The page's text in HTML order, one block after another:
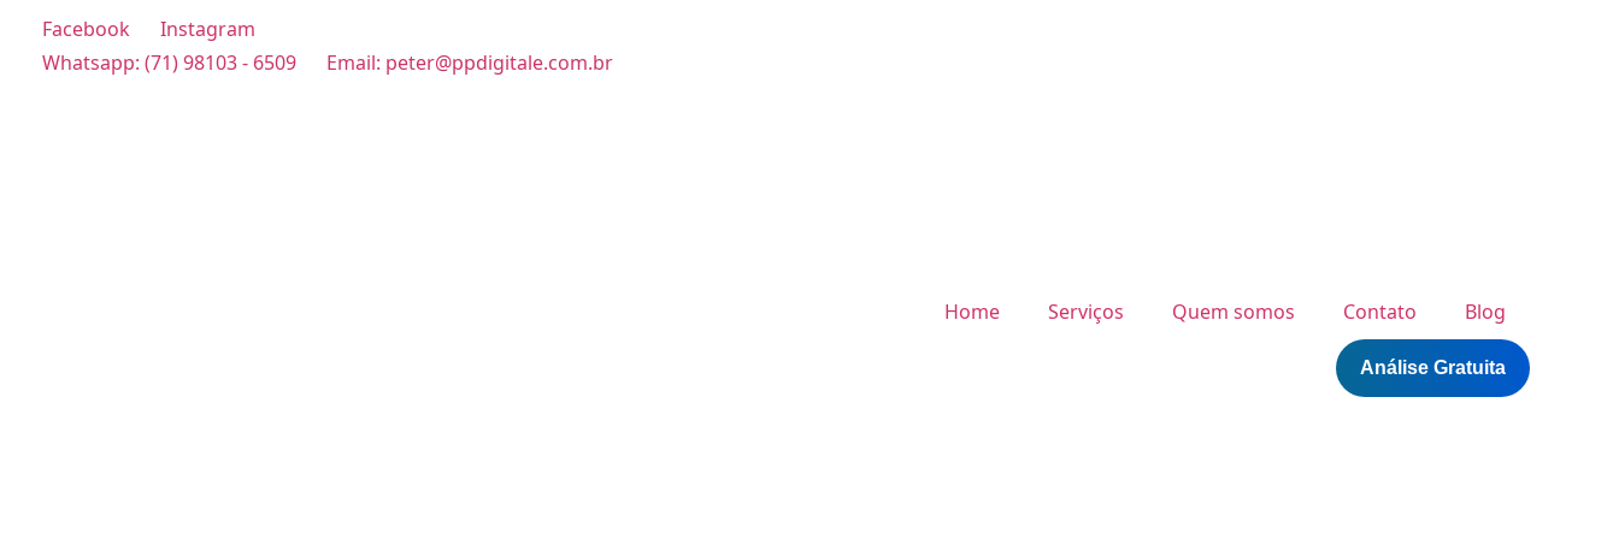
Facebook
Instagram
Whatsapp: (71) 98103 - 6509
Email: peter@ppdigitale.com.br
Home Serviços Quem somos Contato Blog
Análise Gratuita